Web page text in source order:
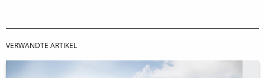
VERWANDTE ARTIKEL